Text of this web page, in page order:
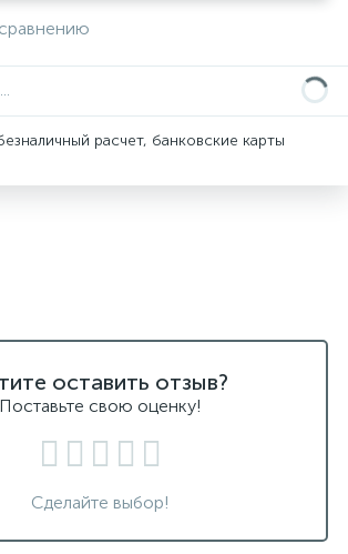
расчет, банковские карты
оставить отзыв?
Поставьте свою оценку!
Сделайте выбор!